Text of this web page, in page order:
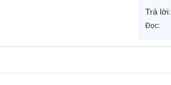
Trả lời:
Đọc: